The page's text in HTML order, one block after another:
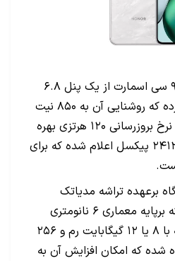
در بخش نمایشگر آنر ایکس ۹ سی اسمارت از یک پنل ۶.۸
اینچی TFT ال‌سی‌دی بهره برده که روشنایی آن به ۸۵۰ نیت
می‌رسد. این پنل همچنین از نرخ بروزرسانی ۱۲۰ هرتزی بهره
برده و رزولوشن آن، ۱۰۸۰ در ۲۴۱۲ پیکسل اعلام شده که برای
برعهده تراشه مدیاتک
دیمنسیتی ۷۰۲۵ قرار گرفته که بر‌پایه معماری ۶ نانومتری
ساخته شده است. این تراشه با ۸ یا ۱۲ گیگابایت رم و ۲۵۶
شده که امکان افزایش آن به